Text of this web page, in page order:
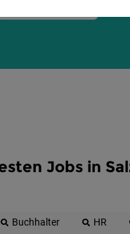
Jobs in
Buchhalter HR